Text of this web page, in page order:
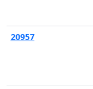
20957